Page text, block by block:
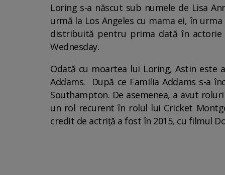
Loring s-a născut sub numele de Lisa
urmă la Los Angeles cu mama ei, în
distribuită pentru prima dată în actorie
Wednesday.
Odată cu moartea lui Loring, Astin
Addams. După ce Familia Addams s-a
Southampton. De asemenea, a avut
un rol recurent în rolul lui Cricket
credit de actriță a fost în 2015, cu filmul